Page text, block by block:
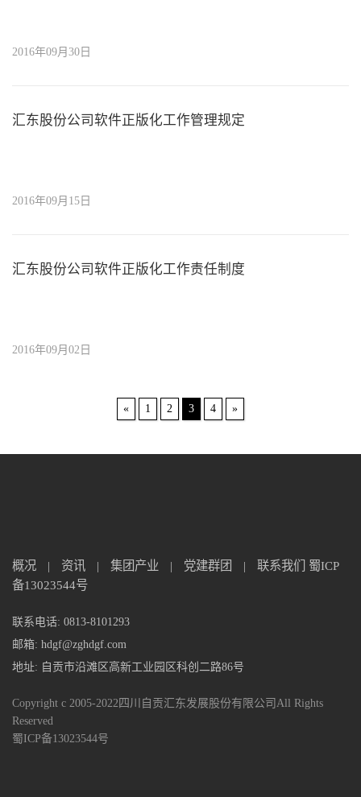
2016年09月30日
汇东股份公司软件正版化工作管理规定
2016年09月15日
汇东股份公司软件正版化工作责任制度
2016年09月02日
« 1 2 3 4 »
概况 | 资讯 | 集团产业 | 党建群团 | 联系我们
蜀ICP
备13023544号
联系电话: 0813-8101293
邮箱: hdgf@zghdgf.com
地址: 自贡市沿滩区高新工业园区科创二路86号
Copyright c 2005-2022四川自贡汇东发展股份有限公司All Rights
Reserved
蜀ICP备13023544号